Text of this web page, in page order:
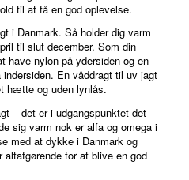
til at få en god oplevelse.
i Danmark. Så holder dig varm
til slut december. Som din
have nylon på ydersiden og en
En våddragt til uv jagt
hætte og uden lynlås.
– det er i udgangspunktet det
sig varm nok er alfa og omega i
med at dykke i Danmark og
for at blive en god